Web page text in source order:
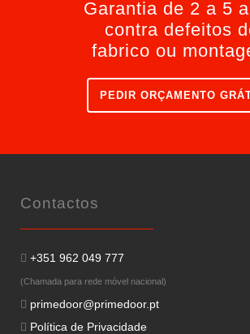
Garantia de 2 a 5
contra defeitos
fabrico ou
PEDIR ORÇAMENTO
Contactos
+351 962 049 777
(Chamada para rede móvel nacional)
primedoor@primedoor.pt
Política de Privacidade